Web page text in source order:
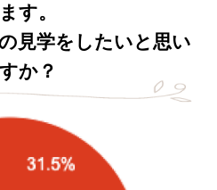
す。
見学をしたいと思い
か？